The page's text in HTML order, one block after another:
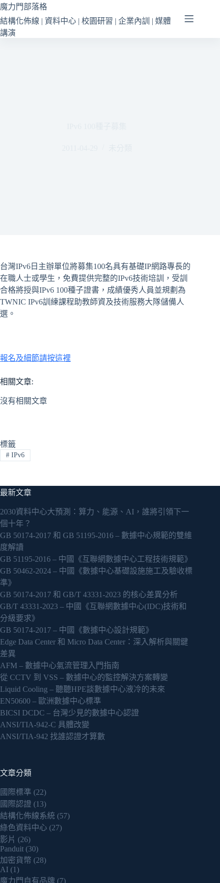
跳
至
主
魔力門部落格
結構化佈線 | 資料中心 | 校園研習 | 企業內訓 | 媒體
講演
台灣IPv6日主辦單位將募集100名具有基礎IP網路專長的
在職人士或學生，免費提供完整的IPv6技術培訓，受訓
合格將授與IPv6 100種子證書，成績優秀人員並規劃為
TWNIC IPv6訓練課程助教師資及技術服務大隊儲備人
選。
報名及細節請按這裡
相關文章:
沒有相關文章
標籤
#IPv6
最新文章
2030資料中心大預測：算力、能源、AI，誰將引領下一
個十年？
GB 50174-2017 和 GB 51195-2016 – 數據中心規範的雙維
度解讀
GB 51195-2016 – 中國《互聯網數據中心工程技術規範》
GB 50462-2024 – 中國《數據中心基礎設施施工及驗收標
準》
GB 50174-2017 和 GB/T 43331-2023 的核心差異分析
GB/T 43331-2023 – 中國《互聯網數據中心(IDC)技術和
分級要求》
GB 50174-2017 – 中國《數據中心設計規範》
Edge Data Center 和 Micro Data Center：深入解析與關鍵
差異
AFM – 數據中心氣流管理入門指南
從 CCTV 到 VSS – 數據中心的監控解決方案轉變
Liquid Cooling – 聽聽HPE談數據中心液冷的未來
EN50600 – 歐洲數據中心標準
BICSI DCDC – 台灣少見的數據中心認證
ANSI/TIA-942-C 具體改變
ANSI/TIA-942 找誰認證才算數
文章分類
國際標準 (22)
國際認證 (13)
結構化佈線系統 (57)
綠色資料中心 (27)
影片 (26)
Panduit (30)
加密貨幣 (28)
AI (1)
魔力門自有品牌 (7)